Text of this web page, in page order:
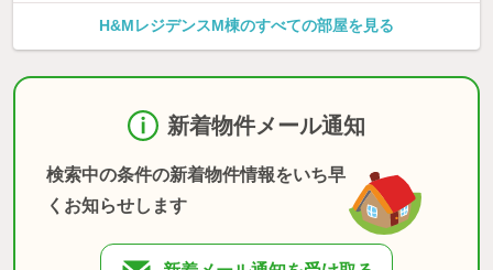
H&MレジデンスM棟のすべての部屋を見る
新着物件メール通知
検索中の条件の新着物件情報をいち早
くお知らせします